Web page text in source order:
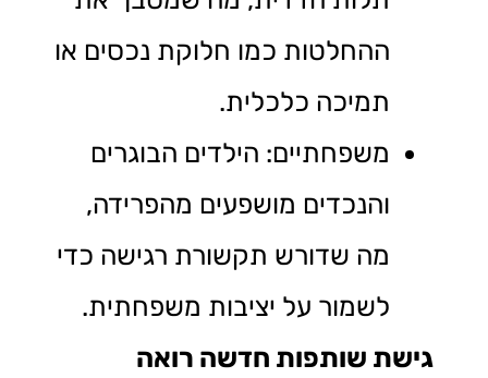
ההחלטות כמו חלוקת נכסים או
תמיכה כלכלית.
משפחתיים: הילדים הבוגרים
והנכדים מושפעים מהפרידה,
מה שדורש תקשורת רגישה כדי
לשמור על יציבות משפחתית.
גישת שותפות חדשה רואה